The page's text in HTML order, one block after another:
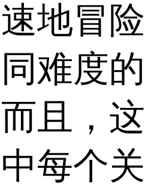
地冒险
难度的
且，这
每个关